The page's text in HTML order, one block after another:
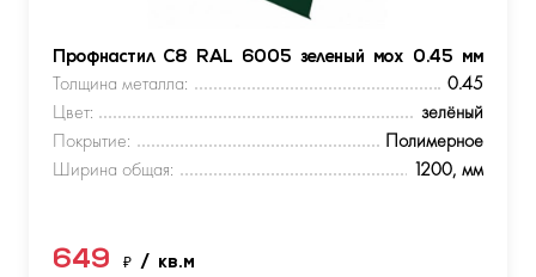
Профнастил С8 RAL 6005 зеленый мох 0.45 мм
Толщина металла:
0.45
Цвет:
зелёный
Покрытие:
Полимерное
Ширина общая:
1200, мм
649 ₽ / кв.м